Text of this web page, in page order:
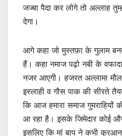
जज्बा पैदा कर लोगे तो अल्लाह
देगा।
आगे कहा जो मुस्तफ़ा के गुलाम
हैं। कहा नमाज पढ़ो नबी के
नजर आएगी। हजरत अल्लामा
इस्लाही व गौस पाक की सीरते
कि आज हमारा समाज
आ रहा है। इसके जिमेदार कोई और
इसलिए कि मां बाप ने कभी